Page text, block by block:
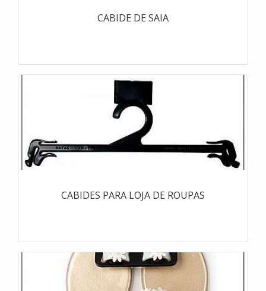
CABIDE DE SAIA
CABIDES PARA LOJA DE ROUPAS